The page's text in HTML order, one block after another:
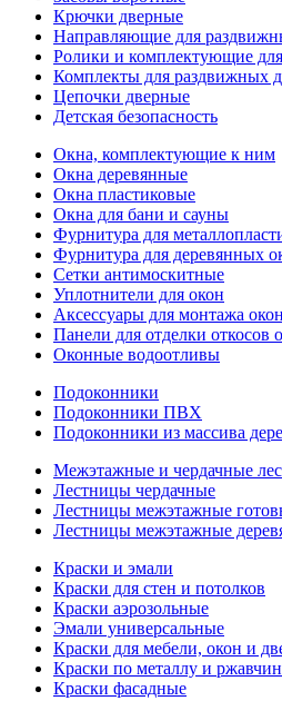
Крючки дверные
Направляющие для
Ролики и комплектующие
Комплекты для раздвижных
Цепочки дверные
Детская безопасность
Окна, комплектующие к ним
Окна деревянные
Окна пластиковые
Окна для бани и сауны
Фурнитура для
Фурнитура для деревянных
Сетки антимоскитные
Уплотнители для окон
Аксессуары для монтажа окон
Панели для отделки откосов
Оконные водоотливы
Подоконники
Подоконники ПВХ
Подоконники из массива
Межэтажные и чердачные
Лестницы чердачные
Лестницы межэтажные
Лестницы межэтажные
Краски и эмали
Краски для стен и потолков
Краски аэрозольные
Эмали универсальные
Краски для мебели, окон и
Краски по металлу и
Краски фасадные